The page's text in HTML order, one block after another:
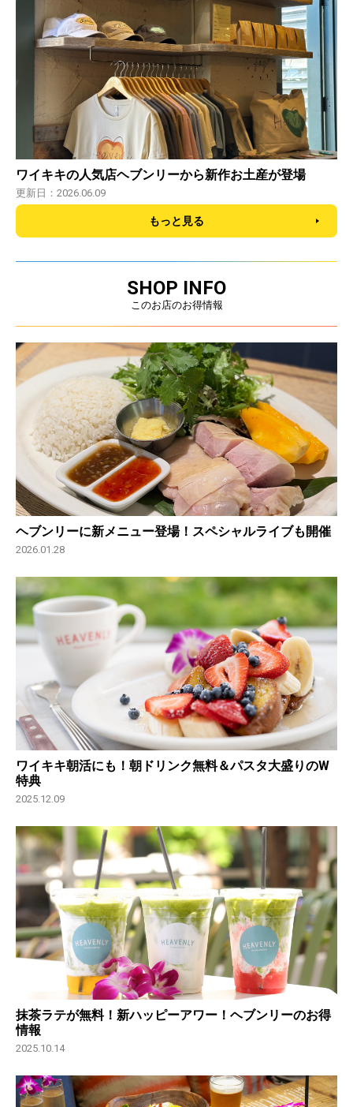
ワイキキの人気店ヘブンリーから新作お土産が登場
更新日：2026.06.09
もっと見る
SHOP INFO
このお店のお得情報
ヘブンリーに新メニュー登場！スペシャルライブも開催
2026.01.28
ワイキキ朝活にも！朝ドリンク無料＆パスタ大盛りのW
特典
2025.12.09
抹茶ラテが無料！新ハッピーアワー！ヘブンリーのお得
情報
2025.10.14